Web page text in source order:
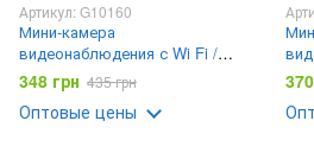
Артикул: G10160
Мини-камера
видеонаблюдения с Wi Fi /
Портативная камера с
микрофоном / Беспроводная
мини-камера с магнитным
348 грн 435 грн
Оптовые цены